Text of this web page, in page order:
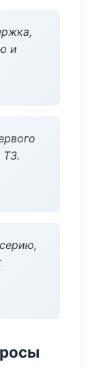
и
ТЗ.